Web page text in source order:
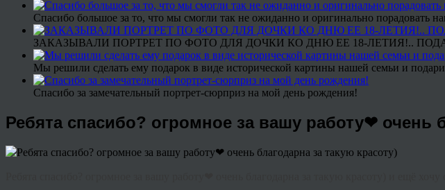
Спасибо большое за то, что мы смогли так не ожиданно и оригинально порадовать
ЗАКАЗЫВАЛИ ПОРТРЕТ ПО ФОТО ДЛЯ ДОЧКИ КО ДНЮ ЕЕ 18-ЛЕТИЯ!..
Мы решили сделать ему подарок в виде исторической картины нашей семьи и
Спасибо за замечательный портрет-сюрприз на мой день рождения!
Ребята спасибо? огромное за вашу работу❤ очень